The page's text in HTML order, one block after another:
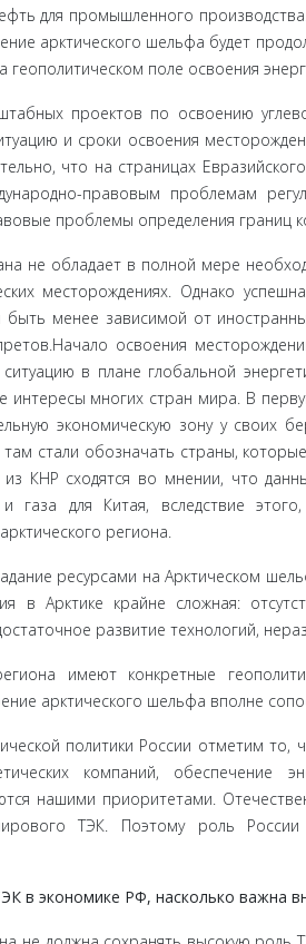
для промышленного
арктического шельфа будет
геополитическом поле осво­ения
проектов по освое­нию
и сроки освоения
что на страницах
правовым проблемам
проблемы определения границ
не обладает в полной мере
месторождениях. Од­нако
быть менее зависимой от
освоения
ситуацию в плане глобальной
интересы многих стран мира. В
экономическую зону у своих
стали обозначать страны,
из КНР сходятся во мнении, что
газа для Китая, вследствие
региона.
ресурсами на Ар­ктическом
в Арктике крайне сложная:
развитие технологий,
имеют конкретные
арктического шельфа вполне
политики России отметим то,
компаний, обе­спечение
нашими приоритетами.
ТЭК. Поэтому роль России
экономике РФ, на­сколько важна